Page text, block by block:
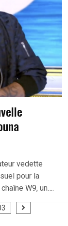
vedette
pour la
W9, un….